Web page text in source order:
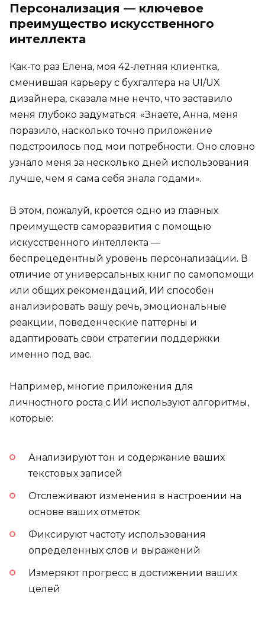
Персонализация — ключевое
преимущество искусственного
интеллекта
Как-то раз Елена, моя 42-летняя клиентка,
сменившая карьеру с бухгалтера на UI/UX
дизайнера, сказала мне нечто, что заставило
меня глубоко задуматься: «Знаете, Анна, меня
поразило, насколько точно приложение
подстроилось под мои потребности. Оно словно
узнало меня за несколько дней использования
лучше, чем я сама себя знала годами».
В этом, пожалуй, кроется одно из главных
преимуществ саморазвития с помощью
искусственного интеллекта —
беспрецедентный уровень персонализации. В
отличие от универсальных книг по самопомощи
или общих рекомендаций, ИИ способен
анализировать вашу речь, эмоциональные
реакции, поведенческие паттерны и
адаптировать свои стратегии поддержки
именно под вас.
Например, многие приложения для
личностного роста с ИИ используют алгоритмы,
которые:
Анализируют тон и содержание ваших
текстовых записей
Отслеживают изменения в настроении на
основе ваших отметок
Фиксируют частоту использования
определенных слов и выражений
Измеряют прогресс в достижении ваших
целей